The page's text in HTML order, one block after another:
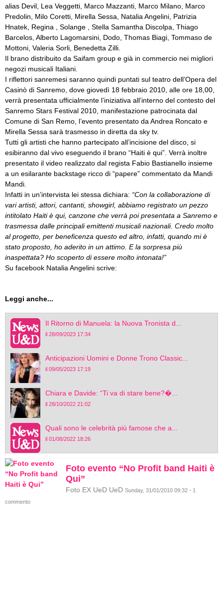
alias Devil, Lea Veggetti, Marco Mazzanti, Marco Milano, Marco
Predolin, Milo Coretti, Mirella Sessa, Natalia Angelini, Patrizia
Hnatek, Regina , Solange , Stella Samantha Discolpa, Thiago
Barcelos, Alberto Lagomarsini, Dodo, Thomas Biagi, Tommaso de
Mottoni, Valeria Sorli, Benedetta Zilli.
Il brano distribuito da Saifam group e già in commercio nei migliori
negozi musicali Italiani.
I riflettori sanremesi saranno quindi puntati sul teatro dell’Opera del
Casinò di Sanremo, dove giovedì 18 febbraio 2010, alle ore 18,00,
verrà presentata ufficialmente l’iniziativa all’interno del contesto del
Sanremo Stars Festival 2010, manifestazione patrocinata dal
Comune di San Remo, l’evento presentato da Andrea Roncato e
Mirella Sessa sarà trasmesso in diretta da sky tv.
Tutti gli artisti che hanno partecipato all’incisione del disco, si
esibiranno dal vivo eseguendo il brano “Haiti è qui”. Verrà inoltre
presentato il video realizzato dal regista Fabio Bastianello insieme
a un esilarante backstage ricco di “papere” commentato da Mandi
Mandi.
Infatti in un’intervista lei stessa dichiara: “Con la collaborazione di
vari artisti, attori, cantanti, showgirl, abbiamo registrato un pezzo
intitolato Haiti è qui, canzone che verrà poi presentata a Sanremo e
trasmessa dalle principali emittenti musicali nazionali. Credo molto
al progetto, per beneficenza questo ed altro, infatti, quando mi è
stato proposto, ho aderito in un attimo. E la sorpresa più
inaspettata? Ho scoperto di essere molto intonata!”
Su facebook Natalia Angelini scrive:
Leggi anche...
Il Ritorno di Manuela: la Nuova Tronista d...
il 28/09/2023 17:34
Anticipazioni Uomini e Donne Trono Classic...
il 09/05/2023 17:19
Chiara e Davide: “Ti va di stare bene?�...
il 28/10/2022 21:02
Quali sono le celebrità più famose che a...
il 01/08/2022 18:26
Foto evento “No Profit band Haiti è
Qui”
Foto EX UeD UeD Sunday, 31/01/2010 09:32 - 1
commento